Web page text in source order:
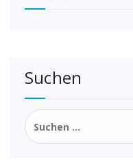
Suchen
Suchen
nach: